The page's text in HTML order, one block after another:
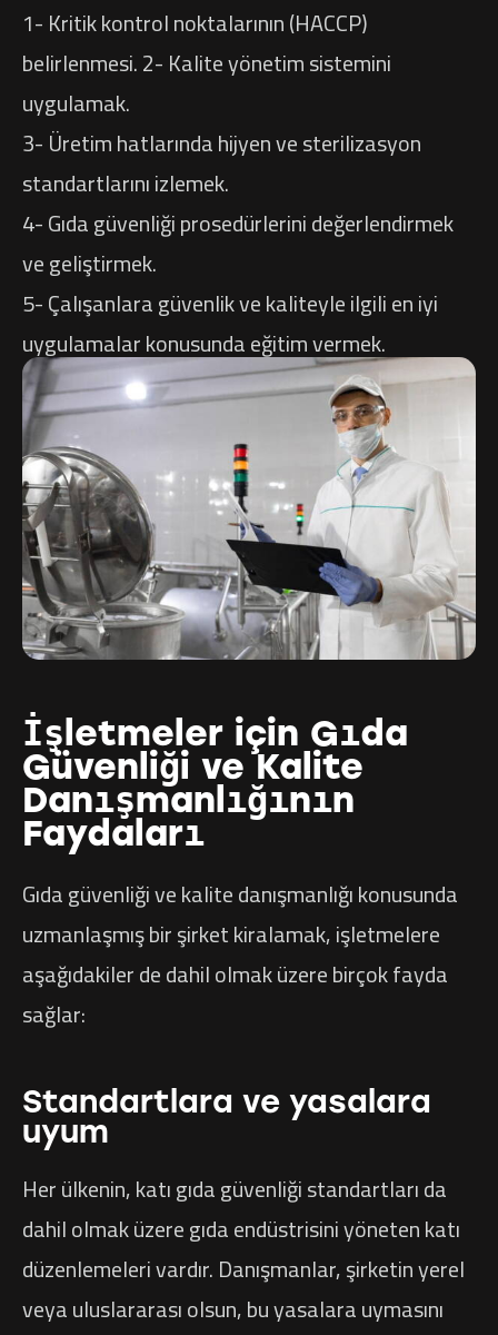
1- Kritik kontrol noktalarının (HACCP)
belirlenmesi. 2- Kalite yönetim sistemini
uygulamak.
3- Üretim hatlarında hijyen ve sterilizasyon
standartlarını izlemek.
4- Gıda güvenliği prosedürlerini değerlendirmek
ve geliştirmek.
5- Çalışanlara güvenlik ve kaliteyle ilgili en iyi
uygulamalar konusunda eğitim vermek.
İşletmeler için Gıda
Güvenliği ve Kalite
Danışmanlığının
Faydaları
Gıda güvenliği ve kalite danışmanlığı konusunda
uzmanlaşmış bir şirket kiralamak, işletmelere
aşağıdakiler de dahil olmak üzere birçok fayda
sağlar:
Standartlara ve yasalara
uyum
Her ülkenin, katı gıda güvenliği standartları da
dahil olmak üzere gıda endüstrisini yöneten katı
düzenlemeleri vardır. Danışmanlar, şirketin yerel
veya uluslararası olsun, bu yasalara uymasını